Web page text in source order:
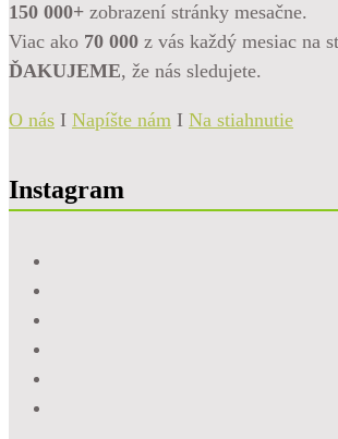
150 000+ zobrazení stránky mesačne.
Viac ako 70 000 z vás každý mesiac na
ĎAKUJEME, že nás sledujete.
O nás I Napíšte nám I Na stiahnutie
Instagram